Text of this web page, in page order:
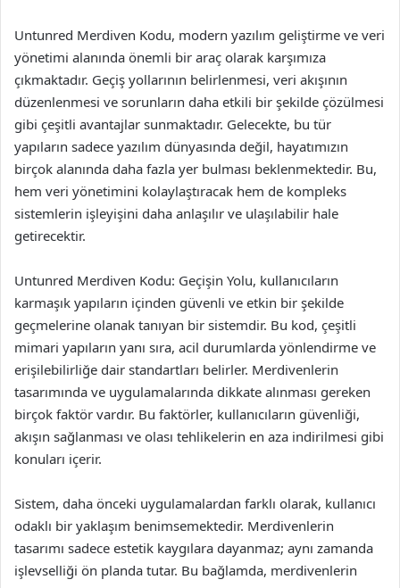
Untunred Merdiven Kodu, modern yazılım geliştirme ve veri
yönetimi alanında önemli bir araç olarak karşımıza
çıkmaktadır. Geçiş yollarının belirlenmesi, veri akışının
düzenlenmesi ve sorunların daha etkili bir şekilde çözülmesi
gibi çeşitli avantajlar sunmaktadır. Gelecekte, bu tür
yapıların sadece yazılım dünyasında değil, hayatımızın
birçok alanında daha fazla yer bulması beklenmektedir. Bu,
hem veri yönetimini kolaylaştıracak hem de kompleks
sistemlerin işleyişini daha anlaşılır ve ulaşılabilir hale
getirecektir.
Untunred Merdiven Kodu: Geçişin Yolu, kullanıcıların
karmaşık yapıların içinden güvenli ve etkin bir şekilde
geçmelerine olanak tanıyan bir sistemdir. Bu kod, çeşitli
mimari yapıların yanı sıra, acil durumlarda yönlendirme ve
erişilebilirliğe dair standartları belirler. Merdivenlerin
tasarımında ve uygulamalarında dikkate alınması gereken
birçok faktör vardır. Bu faktörler, kullanıcıların güvenliği,
akışın sağlanması ve olası tehlikelerin en aza indirilmesi gibi
konuları içerir.
Sistem, daha önceki uygulamalardan farklı olarak, kullanıcı
odaklı bir yaklaşım benimsemektedir. Merdivenlerin
tasarımı sadece estetik kaygılara dayanmaz; aynı zamanda
işlevselliği ön planda tutar. Bu bağlamda, merdivenlerin